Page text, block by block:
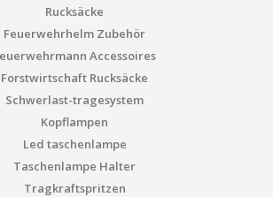
Rucksäcke
Feuerwehrhelm Zubehör
Accessoires
Forstwirtschaft Rucksäcke
Schwerlast-tragesystem
Kopflampen
Led taschenlampe
Taschenlampe Halter
Tragkraftspritzen